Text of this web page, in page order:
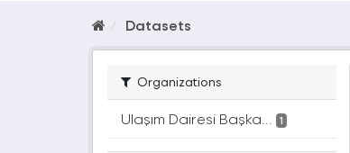
Datasets
Organizations
Ulaşım Dairesi Başka... 1